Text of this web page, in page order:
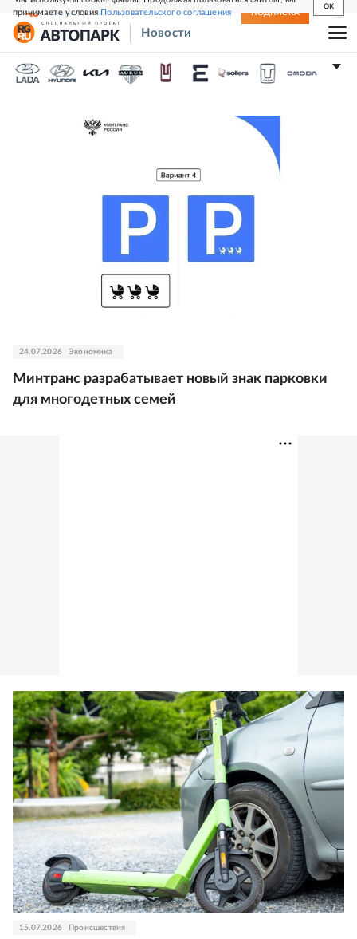
принимаете условияПользовательского соглашения
OK
СВЕЖИЙ НОМЕР ПОДПИСКА
Новости
TRANSPORT
24.07.2026 Экономика
Минтранс разрабатывает новый знак парковки
для многодетных семей
15.07.2026 Происшествия